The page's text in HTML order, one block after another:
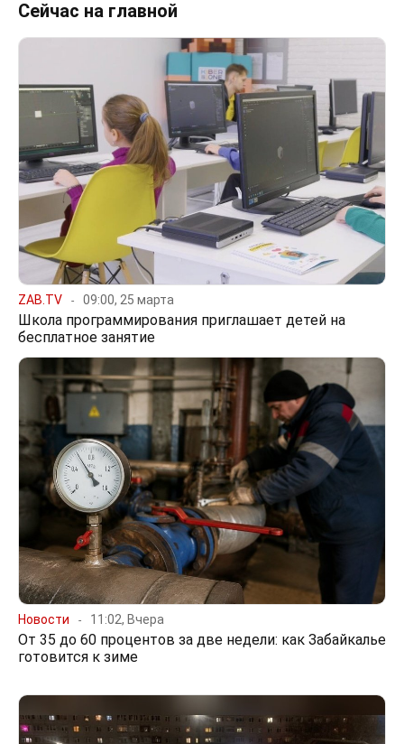
Сейчас на главной
ZAB.TV 09:00, 25 марта
Школа программирования приглашает детей на
бесплатное занятие
Новости 11:02, Вчера
От 35 до 60 процентов за две недели: как Забайкалье
готовится к зиме